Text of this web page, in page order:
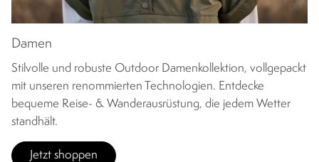
Damen
Stilvolle und robuste Outdoor Damenkollektion, vollgepackt
mit unseren renommierten Technologien. Entdecke
bequeme Reise- & Wanderausrüstung, die jedem Wetter
standhält.
Jetzt shoppen